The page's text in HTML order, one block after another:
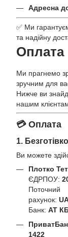
Адресна
✅ Ми
та надійну
Оплата
Ми прагнемо
зручним для
Нижче ви
нашим
💳 Оплата
1.
Ви можете
Плотко
ЄДРПОУ:
Поточний
рахунок:
Банк: АТ
1422